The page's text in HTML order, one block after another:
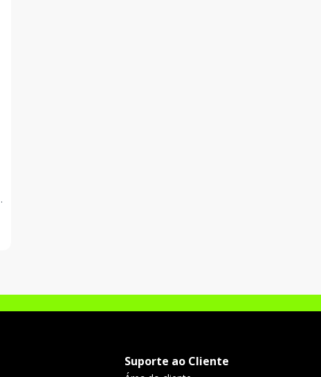
Suporte ao Cliente